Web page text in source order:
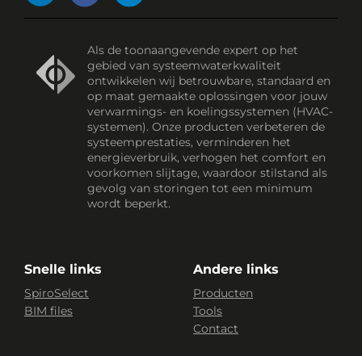
Als de toonaangevende expert op het
gebied van systeemwaterkwaliteit
ontwikkelen wij betrouwbare, standaard en
op maat gemaakte oplossingen voor jouw
verwarmings- en koelingssystemen (HVAC-
systemen). Onze producten verbeteren de
systeemprestaties, verminderen het
energieverbruik, verhogen het comfort en
voorkomen slijtage, waardoor stilstand als
gevolg van storingen tot een minimum
wordt beperkt.
Snelle links
SpiroSelect
BIM files
Andere links
Producten
Tools
Contact